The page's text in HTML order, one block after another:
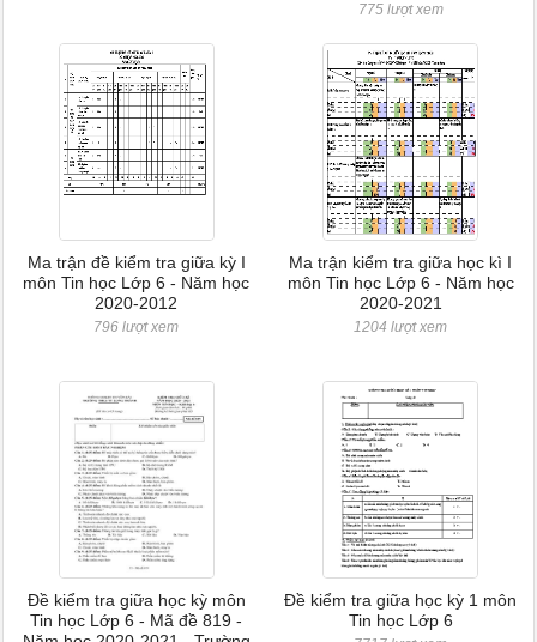
775 lượt xem
Ma trận đề kiểm tra giữa kỳ I
môn Tin học Lớp 6 - Năm học
2020-2012
796 lượt xem
Ma trận kiểm tra giữa học kì I
môn Tin học Lớp 6 - Năm học
2020-2021
1204 lượt xem
Đề kiểm tra giữa học kỳ môn
Tin học Lớp 6 - Mã đề 819 -
Đề kiểm tra giữa học kỳ 1 môn
Tin học Lớp 6